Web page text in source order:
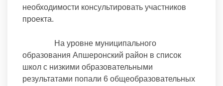
необходимости консультировать участников
проекта.
На уровне муниципального
образования Апшеронский район в список
школ с низкими образовательными
результатами попали 6 общеобразовательных